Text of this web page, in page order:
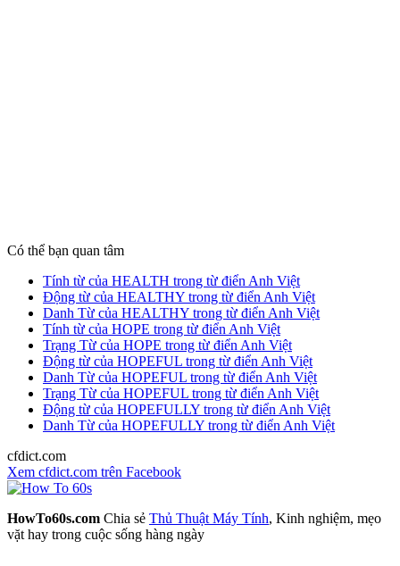
Có thể bạn quan tâm
Tính từ của HEALTH trong từ điển Anh Việt
Động từ của HEALTHY trong từ điển Anh Việt
Danh Từ của HEALTHY trong từ điển Anh Việt
Tính từ của HOPE trong từ điển Anh Việt
Trạng Từ của HOPE trong từ điển Anh Việt
Động từ của HOPEFUL trong từ điển Anh Việt
Danh Từ của HOPEFUL trong từ điển Anh Việt
Trạng Từ của HOPEFUL trong từ điển Anh Việt
Động từ của HOPEFULLY trong từ điển Anh Việt
Danh Từ của HOPEFULLY trong từ điển Anh Việt
cfdict.com
Xem cfdict.com trên Facebook
HowTo60s.com Chia sẻ Thủ Thuật Máy Tính, Kinh nghiệm, mẹo
vặt hay trong cuộc sống hàng ngày